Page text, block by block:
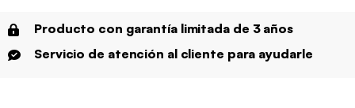
Producto con garantía limitada de 3 años
Servicio de atención al cliente para ayudarle